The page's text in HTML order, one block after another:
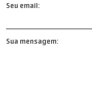
Seu email:
Sua mensagem: